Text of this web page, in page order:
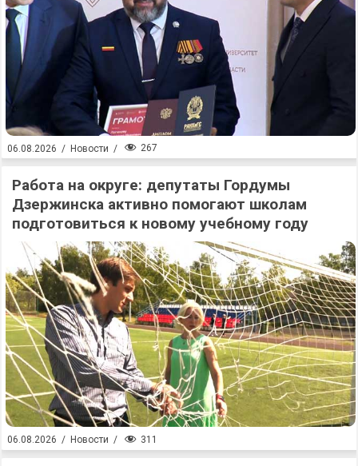
06.08.2026 / Новости / 267
Работа на округе: депутаты Гордумы
Дзержинска активно помогают школам
подготовиться к новому учебному году
06.08.2026 / Новости / 311